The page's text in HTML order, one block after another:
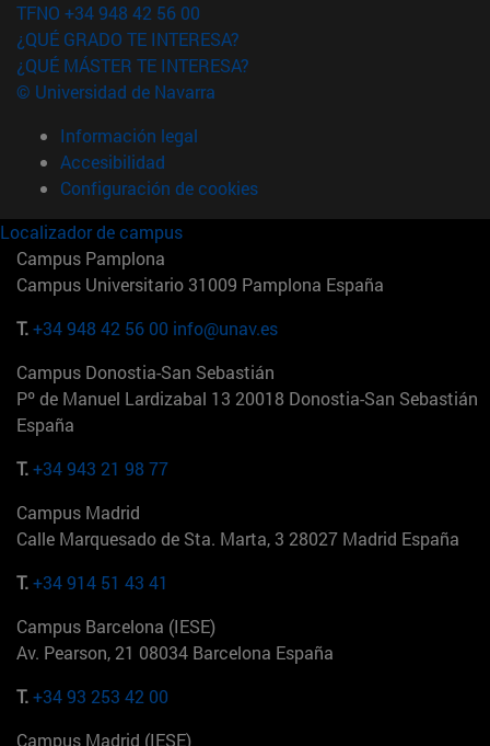
TFNO +34 948 42 56 00
¿QUÉ GRADO TE INTERESA?
¿QUÉ MÁSTER TE INTERESA?
© Universidad de Navarra
Información legal
Accesibilidad
Configuración de cookies
Localizador de campus
Campus Pamplona
Campus Universitario 31009 Pamplona España
T.+34 948 42 56 00 info@unav.es
Campus Donostia-San Sebastián
Pº de Manuel Lardizabal 13 20018 Donostia-San Sebastián
España
T.+34 943 21 98 77
Campus Madrid
Calle Marquesado de Sta. Marta, 3 28027 Madrid España
T.+34 914 51 43 41
Campus Barcelona (IESE)
Av. Pearson, 21 08034 Barcelona España
T.+34 93 253 42 00
Campus Madrid (IESE)